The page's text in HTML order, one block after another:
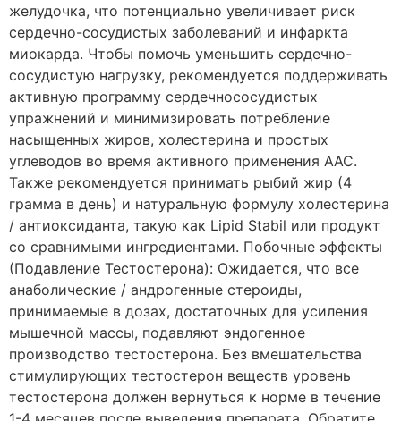
желудочка, что потенциально увеличивает риск
сердечно-сосудистых заболеваний и инфаркта
миокарда. Чтобы помочь уменьшить сердечно-
сосудистую нагрузку, рекомендуется поддерживать
активную программу сердечнососудистых
упражнений и минимизировать потребление
насыщенных жиров, холестерина и простых
углеводов во время активного применения ААС.
Также рекомендуется принимать рыбий жир (4
грамма в день) и натуральную формулу холестерина
/ антиоксиданта, такую как Lipid Stabil или продукт
со сравнимыми ингредиентами. Побочные эффекты
(Подавление Тестостерона): Ожидается, что все
анаболические / андрогенные стероиды,
принимаемые в дозах, достаточных для усиления
мышечной массы, подавляют эндогенное
производство тестостерона. Без вмешательства
стимулирующих тестостерон веществ уровень
тестостерона должен вернуться к норме в течение